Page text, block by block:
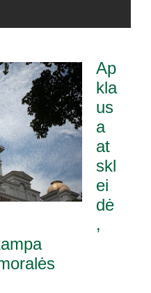
Ap
kla
us
a
at
skl
ei
dė
,